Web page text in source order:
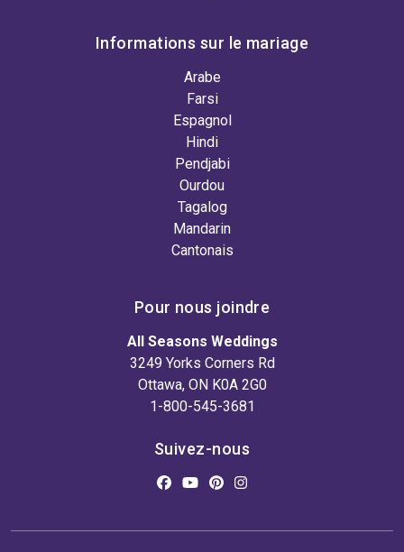
Informations sur le mariage
Arabe
Farsi
Espagnol
Hindi
Pendjabi
Ourdou
Tagalog
Mandarin
Cantonais
Pour nous joindre
All Seasons Weddings
3249 Yorks Corners Rd
Ottawa, ON K0A 2G0
1-800-545-3681
Suivez-nous